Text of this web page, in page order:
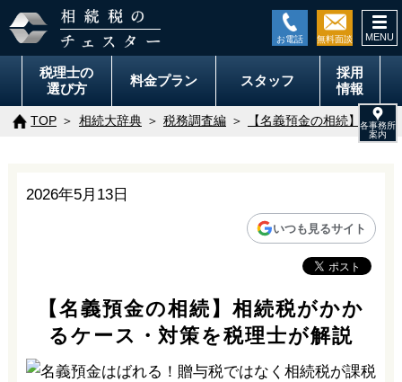
税理士の
選び方
料金プラン スタッフ
採用
情報
TOP 相続大辞典 税務調査編 【名義預金の相続】相続
2026年5月13日
いつも見るサイト
【名義預金の相続】相続税がかか
るケース・対策を税理士が解説